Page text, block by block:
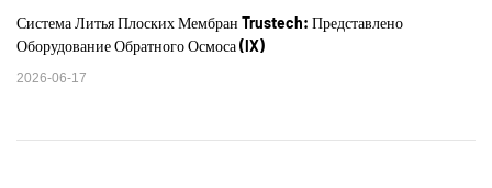
Система Литья Плоских Мембран Trustech: Представлено
Оборудование Обратного Осмоса (IX)
2026-06-17